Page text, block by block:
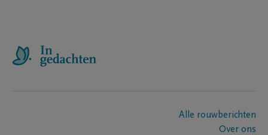
Alle rouwberichten
Over ons